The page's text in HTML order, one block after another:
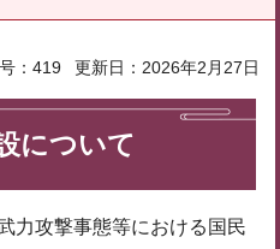
：419 更新日：2026年2月27日
について
力攻撃事態等における国⺠